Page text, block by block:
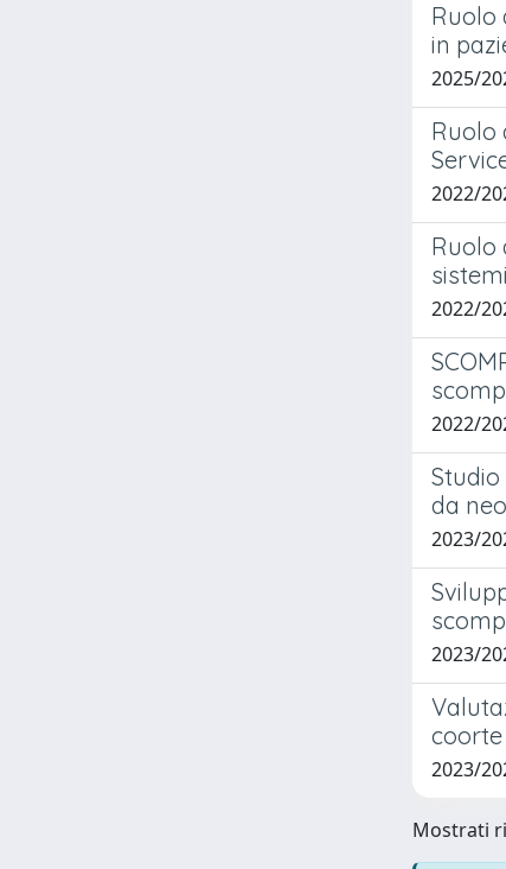
Ruolo
in
2025/
Ruolo
2022/
Ruolo
2022/
2022/
da
2023/
2023/
2023/
Mostrati